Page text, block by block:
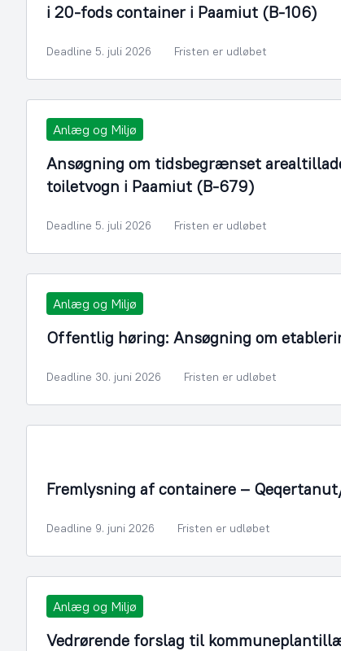
i 20-fods container i Paamiut (B-106)
Deadline 5. juli 2026 Fristen er udløbet
Anlæg og Miljø
Ansøgning om tidsbegrænset
toiletvogn i Paamiut (B-679)
Deadline 5. juli 2026 Fristen er udløbet
Anlæg og Miljø
Offentlig høring: Ansøgning om
Deadline 30. juni 2026 Fristen er udløbet
Fremlysning af containere –
Deadline 9. juni 2026 Fristen er udløbet
Anlæg og Miljø
Vedrørende forslag til